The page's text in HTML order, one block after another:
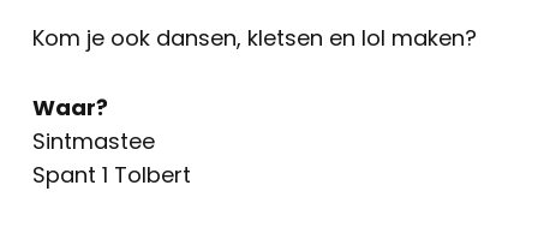
Kom je ook dansen, kletsen en lol maken?
Waar?
Sintmastee
Spant 1 Tolbert